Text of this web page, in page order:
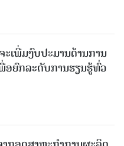
ະເພີ່ມງົບປະມານດ້ານການ
ອຍົກລະດັບການຮຽນຮູ້ທົ່ວ